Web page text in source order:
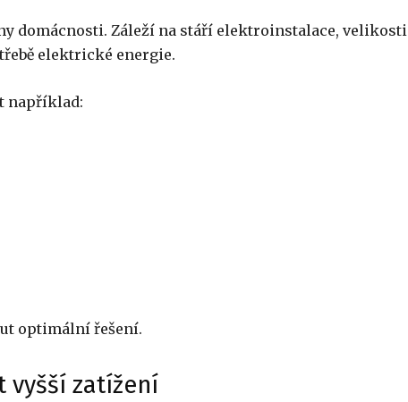
domácnosti. Záleží na stáří elektroinstalace, velikosti
elektrické energie.
například:
optimální řešení.
vyšší zatížení